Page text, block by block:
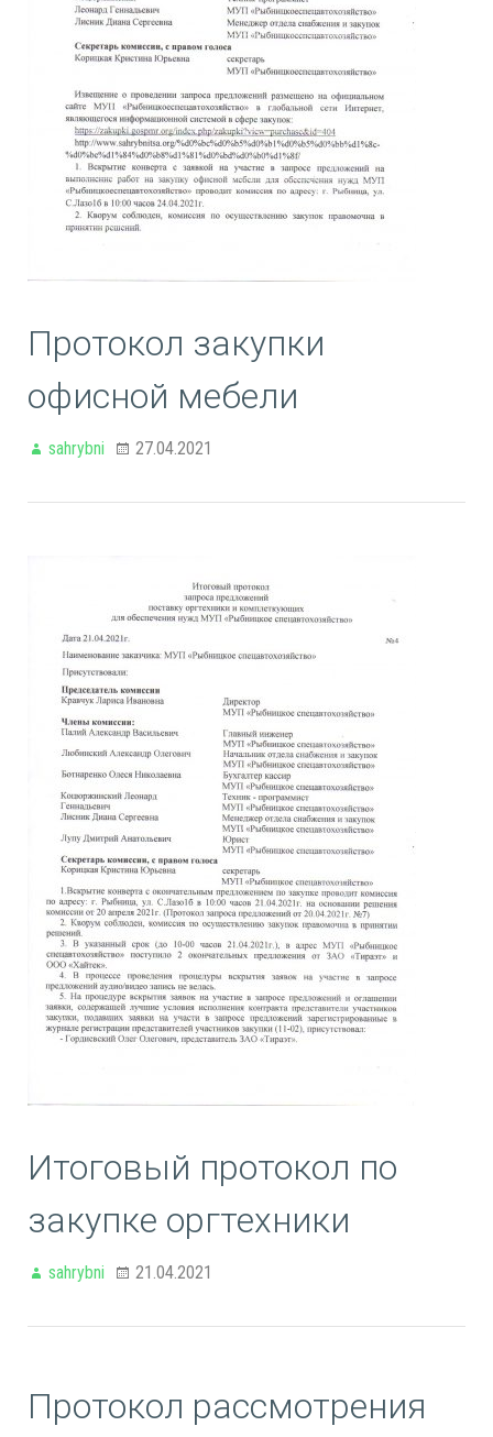
Протокол закупки
офисной мебели
sahrybni 27.04.2021
Итоговый протокол по
закупке оргтехники
sahrybni 21.04.2021
Протокол рассмотрения